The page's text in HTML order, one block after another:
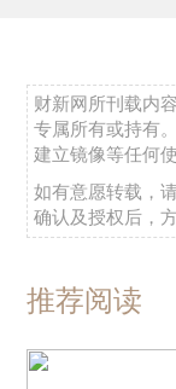
财新网所刊载内
专属所有或持有
建立镜像等任何使
如有意愿转载，
确认及授权后，
推荐阅读